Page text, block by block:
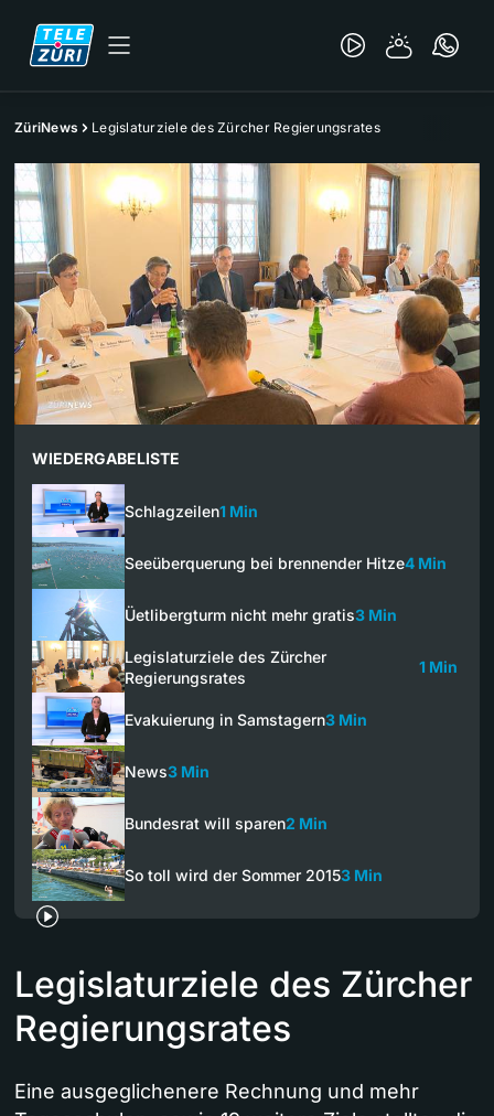
ZüriNews Legislaturziele des Zürcher Regierungsrates
WIEDERGABELISTE
Schlagzeilen1 Min
Seeüberquerung bei brennender Hitze4 Min
Üetlibergturm nicht mehr gratis3 Min
Legislaturziele des Zürcher
Regierungsrates
1 Min
Evakuierung in Samstagern3 Min
News3 Min
Bundesrat will sparen2 Min
So toll wird der Sommer 20153 Min
Legislaturziele des Zürcher
Regierungsrates
Eine ausgeglichenere Rechnung und mehr